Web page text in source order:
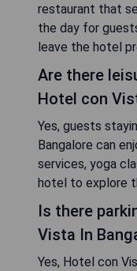
restaurant that
the day for
leave the hotel
Are there
Hotel con
Yes, guests
Bangalore can
services, yoga
hotel to explore
Is there
Vista In
Yes, Hotel con